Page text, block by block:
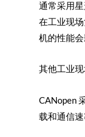
通常采用
在工业现
机的性能会
其他工业
CANopen
载和通信速